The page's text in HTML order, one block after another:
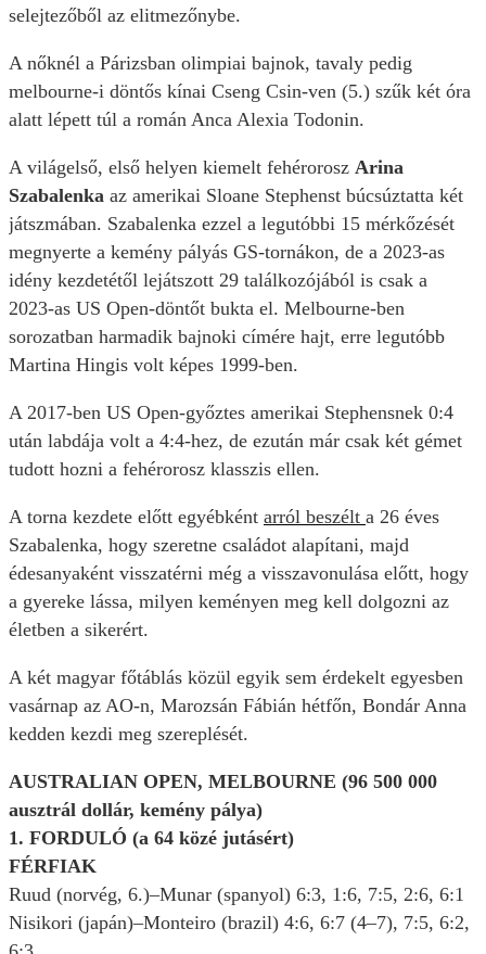
selejtezőből az elitmezőnybe.
A nőknél a Párizsban olimpiai bajnok, tavaly pedig
melbourne-i döntős kínai Cseng Csin-ven (5.) szűk két óra
alatt lépett túl a román Anca Alexia Todonin.
A világelső, első helyen kiemelt fehérorosz Arina
Szabalenka az amerikai Sloane Stephenst búcsúztatta két
játszmában. Szabalenka ezzel a legutóbbi 15 mérkőzését
megnyerte a kemény pályás GS-tornákon, de a 2023-as
idény kezdetétől lejátszott 29 találkozójából is csak a
2023-as US Open-döntőt bukta el. Melbourne-ben
sorozatban harmadik bajnoki címére hajt, erre legutóbb
Martina Hingis volt képes 1999-ben.
A 2017-ben US Open-győztes amerikai Stephensnek 0:4
után labdája volt a 4:4-hez, de ezután már csak két gémet
tudott hozni a fehérorosz klasszis ellen.
A torna kezdete előtt egyébként arról beszélt a 26 éves
Szabalenka, hogy szeretne családot alapítani, majd
édesanyaként visszatérni még a visszavonulása előtt, hogy
a gyereke lássa, milyen keményen meg kell dolgozni az
életben a sikerért.
A két magyar főtáblás közül egyik sem érdekelt egyesben
vasárnap az AO-n, Marozsán Fábián hétfőn, Bondár Anna
kedden kezdi meg szereplését.
AUSTRALIAN OPEN, MELBOURNE (96 500 000
ausztrál dollár, kemény pálya)
1. FORDULÓ (a 64 közé jutásért)
FÉRFIAK
Ruud (norvég, 6.)–Munar (spanyol) 6:3, 1:6, 7:5, 2:6, 6:1
Nisikori (japán)–Monteiro (brazil) 4:6, 6:7 (4–7), 7:5, 6:2,